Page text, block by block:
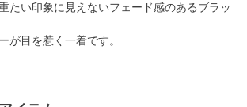
たい印象に見えないフェード感のあるブラッ
が目を惹く一着です。